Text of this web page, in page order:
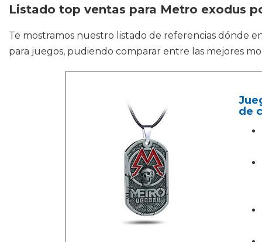
Listado top ventas para Metro exodus
Te mostramos nuestro listado de referencias dónde
para juegos, pudiendo comparar entre las mejores
de